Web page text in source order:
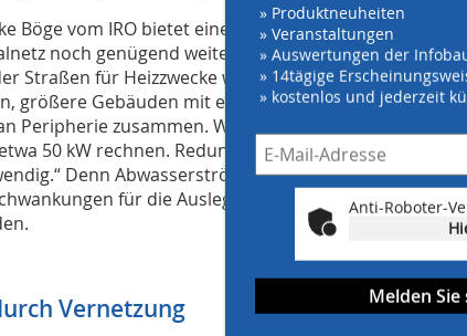
Böge vom IRO bietet eine Großstadt wie Oldenburg
noch genügend weitere Möglichkeiten, die
Straßen für Heizzwecke wirtschaftlich einzusetzen,
größere Gebäuden mit entsprechend hohem
Peripherie zusammen. Wirtschaftlich gesehen dürften
50 kW rechnen. Redundanz in Form eines
Denn Abwasserströme neigen zu
für die Auslegung der Technik bedeuten,
Vernetzung
» Produktneuheiten
» Veranstaltungen
» Auswertungen der
» 14tägige
» kostenlos und jederzeit
Anti-Roboter-
Melden